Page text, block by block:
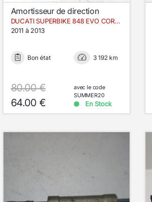
Amortisseur de direction
DUCATI SUPERBIKE 848 EVO CORSE
2011 à 2013
Bon état 3 192 km
80.00 €
64.00 €
avec le code
SUMMER20
En Stock